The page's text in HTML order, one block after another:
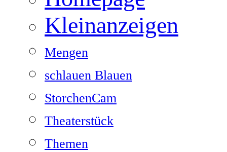
Kleinanzeigen
Mengen
schlauen Blauen
StorchenCam
Theaterstück
Themen